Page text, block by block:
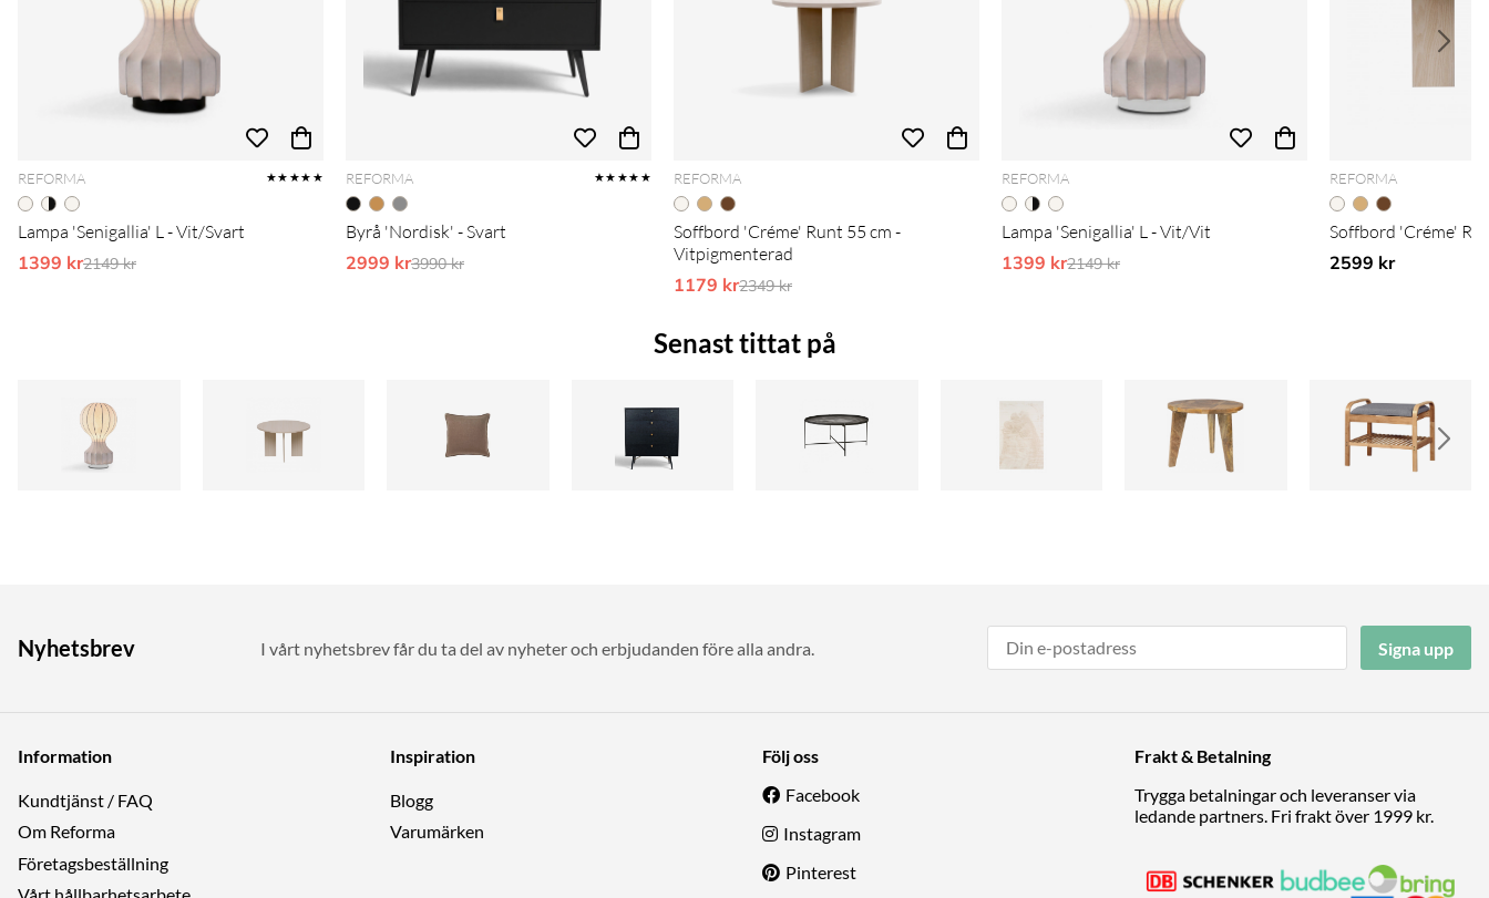
REFORMA ★★★★★
Lampa 'Senigallia' L - Vit/Svart
1399 krOrdinarie pris:
2149 kr
REFORMA ★★★★★
Byrå 'Nordisk' - Svart
2999 krOrdinarie pris:
3990 kr
REFORMA
Soffbord 'Créme' Runt 55 cm -
Vitpigmenterad
1179 krOrdinarie pris:
2349 kr
REFORMA
Lampa 'Senigallia' L - Vit/Vit
1399 krOrdinarie pris:
2149 kr
REFORMA
Soffbord 'Créme'
2599 kr
Senast tittat på
Nyhetsbrev I vårt nyhetsbrev får du ta del av nyheter och erbjudanden före alla andra. Signa upp
Information
Kundtjänst / FAQ
Om Reforma
Företagsbeställning
Inspiration
Blogg
Varumärken
Följ oss
Facebook
Instagram
Pinterest
Frakt & Betalning
Trygga betalningar och leveranser via
ledande partners. Fri frakt över 1999 kr.